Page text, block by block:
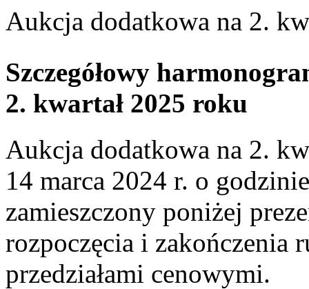
Aukcja dodatkowa na 2.
Szczegółowy
2. kwartał 2025 roku
Aukcja dodatkowa na 2.
14 marca 2024 r. o
zamieszczony poniżej
rozpoczęcia i zakończenia
przedziałami cenowymi.